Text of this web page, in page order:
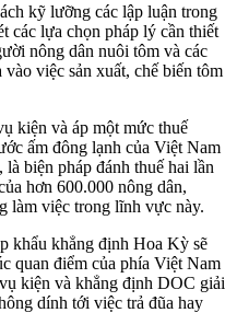
kỹ lưỡng các lập luận trong
các lựa chọn pháp lý cần thiết
nông dân nuôi tôm và các
việc sản xuất, chế biến tôm
kiện và áp một mức thuế
ấm đông lạnh của Việt Nam
biện pháp đánh thuế hai lần
hơn 600.000 nông dân,
làm việc trong lĩnh vực này.
khẩu khẳng định Hoa Kỳ sẽ
quan điểm của phía Việt Nam
kiện và khẳng định DOC giải
dính tới việc trả đũa hay